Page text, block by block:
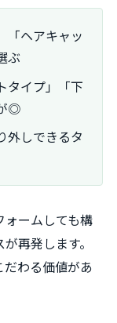
「ヘアキャッ
ぶ
タイプ」「下
◎
外しできるタ
ームしても構
再発します。
わる価値があ